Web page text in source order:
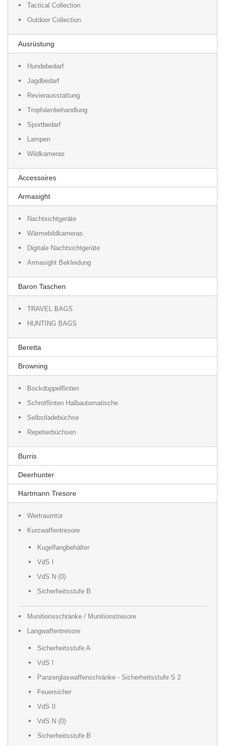
Tactical Collection
Outdoor Collection
Ausrüstung
Hundebedarf
Jagdbedarf
Revierausstattung
Trophäenbehandlung
Sportbedarf
Lampen
Wildkameras
Accessoires
Armasight
Nachtsichtgeräte
Wärmebildkameras
Digitale Nachtsichtgeräte
Armasight Bekleidung
Baron Taschen
TRAVEL BAGS
HUNTING BAGS
Beretta
Browning
Bockdoppelflinten
Schrotflinten Halbautomatische
Selbstladebüchse
Repetierbüchsen
Burris
Deerhunter
Hartmann Tresore
Wertraumtür
Kurzwaffentresore
Kugelfangbehälter
VdS I
VdS N (0)
Sicherheitsstufe B
Munitionsschränke / Munitionstresore
Langwaffentresore
Sicherheitsstufe A
VdS I
Panzerglaswaffenschränke - Sicherheitsstufe S 2
Feuersicher
VdS II
VdS N (0)
Sicherheitsstufe B